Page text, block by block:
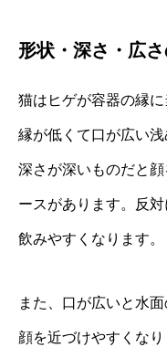
形状・深さ・広
猫はヒゲが容器の縁に
縁が低くて口が広い浅
深さが深いものだと
ースがあります。反
飲みやすくなります。
また、口が広いと水
顔を近づけやすくな